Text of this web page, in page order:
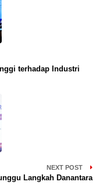
terhadap Industri
NEXT POST
Langkah Danantara